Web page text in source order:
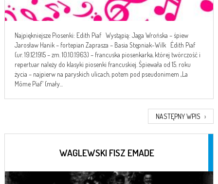
Najpiękniejsze Piosenki: Edith Piaf Wystąpią: Jaga Wrońska – śpiew
Jarosław Hanik – fortepian Zaprasza – Basia Stępniak-Wilk Édith Piaf
(ur. 19.12.1915 – zm. 10.10.1963) – francuska piosenkarka, której twórczość i
repertuar należy do klasyki piosenki francuskiej. Śpiewała od 15. roku
życia – najpierw na paryskich ulicach, potem pod pseudonimem „La
Môme Piaf” (mały...
NASTĘPNY WPIS ›
WAGLEWSKI FISZ EMADE